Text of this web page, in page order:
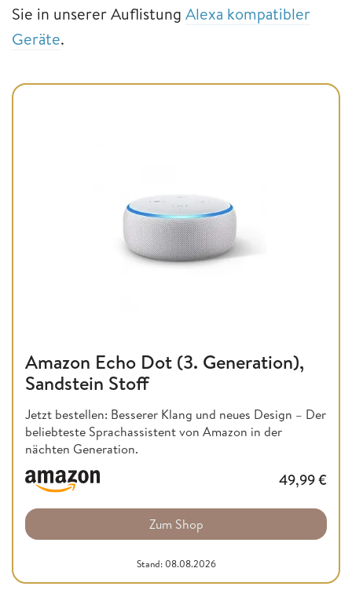
Sie in unserer Auflistung Alexa kompatibler
Geräte.
Amazon Echo Dot (3. Generation),
Sandstein Stoff
Jetzt bestellen: Besserer Klang und neues Design – Der
beliebteste Sprachassistent von Amazon in der
nächten Generation.
49,99€
Zum Shop
Stand: 08.08.2026